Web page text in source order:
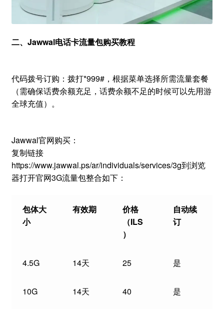
二、Jawwal电话卡流量包购买教程
代码拨号订购：拨打*999#，根据菜单选择所需流量套餐
（需确保话费余额充足，话费余额不足的时候可以先用游
全球充值）。
Jawwal官网购买：
复制链接
https://www.jawwal.ps/ar/individuals/services/3g到浏览
器打开官网3G流量包整合如下：
包体大
小
有效期
价格
（ILS
）
自动续
订
4.5G 14天 25 是
10G 14天 40 是